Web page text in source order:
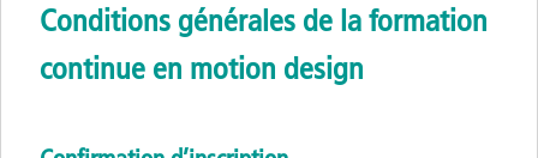
Conditions générales de la formation
continue en motion design